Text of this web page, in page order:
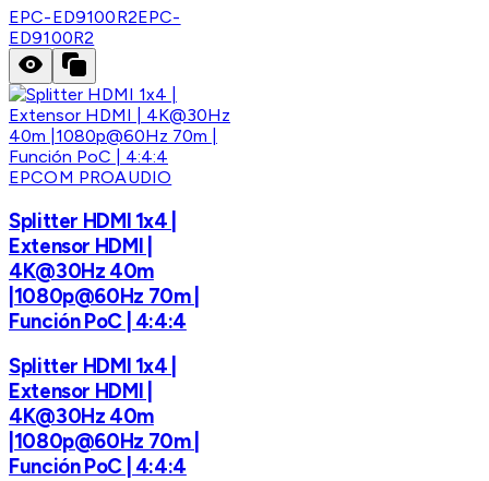
EPC-ED9100R2EPC-
ED9100R2
EPCOM PROAUDIO
Splitter HDMI 1x4 |
Extensor HDMI |
4K@30Hz 40m
|1080p@60Hz 70m |
Función PoC | 4:4:4
Splitter HDMI 1x4 |
Extensor HDMI |
4K@30Hz 40m
|1080p@60Hz 70m |
Función PoC | 4:4:4